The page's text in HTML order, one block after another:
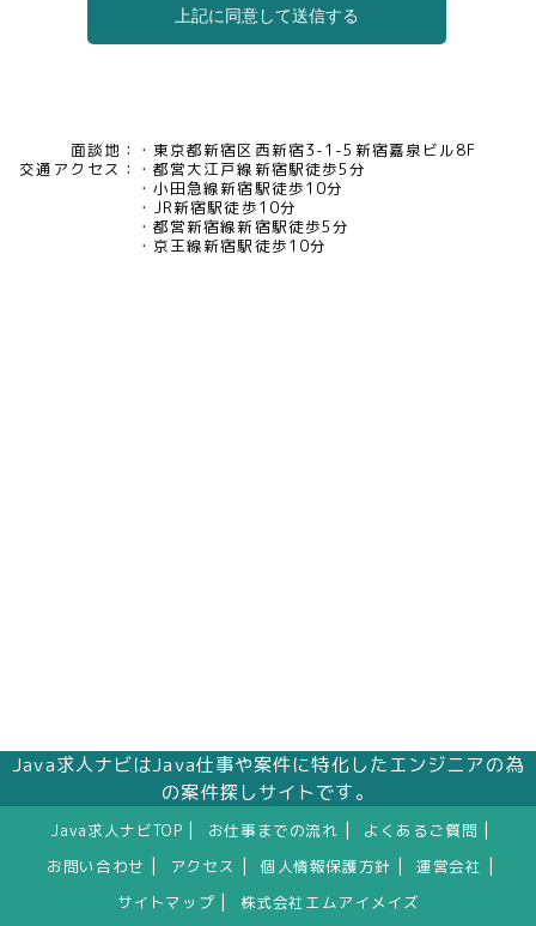
3.個人情報の提供及び委託について
4.個人情報の開示等について
当社は、お客様本人から保有個人データについて利
用目的の通知、開示、内容の訂正・追加・削除、利
上記に同意して送信する
面談地：
東京都新宿区西新宿3-1-5新宿嘉泉ビル8F
交通アクセス：
都営大江戸線新宿駅徒歩5分
小田急線新宿駅徒歩10分
JR新宿駅徒歩10分
都営新宿線新宿駅徒歩5分
京王線新宿駅徒歩10分
Java求人ナビはJava仕事や案件に特化したエンジニアの為
の案件探しサイトです。
Java求人ナビTOP お仕事までの流れ よくあるご質問
お問い合わせ アクセス 個人情報保護方針 運営会社
サイトマップ 株式会社エムアイメイズ